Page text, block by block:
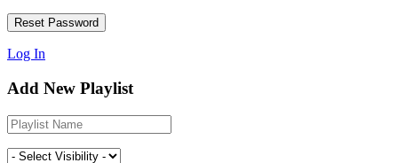
Log In
Add New Playlist